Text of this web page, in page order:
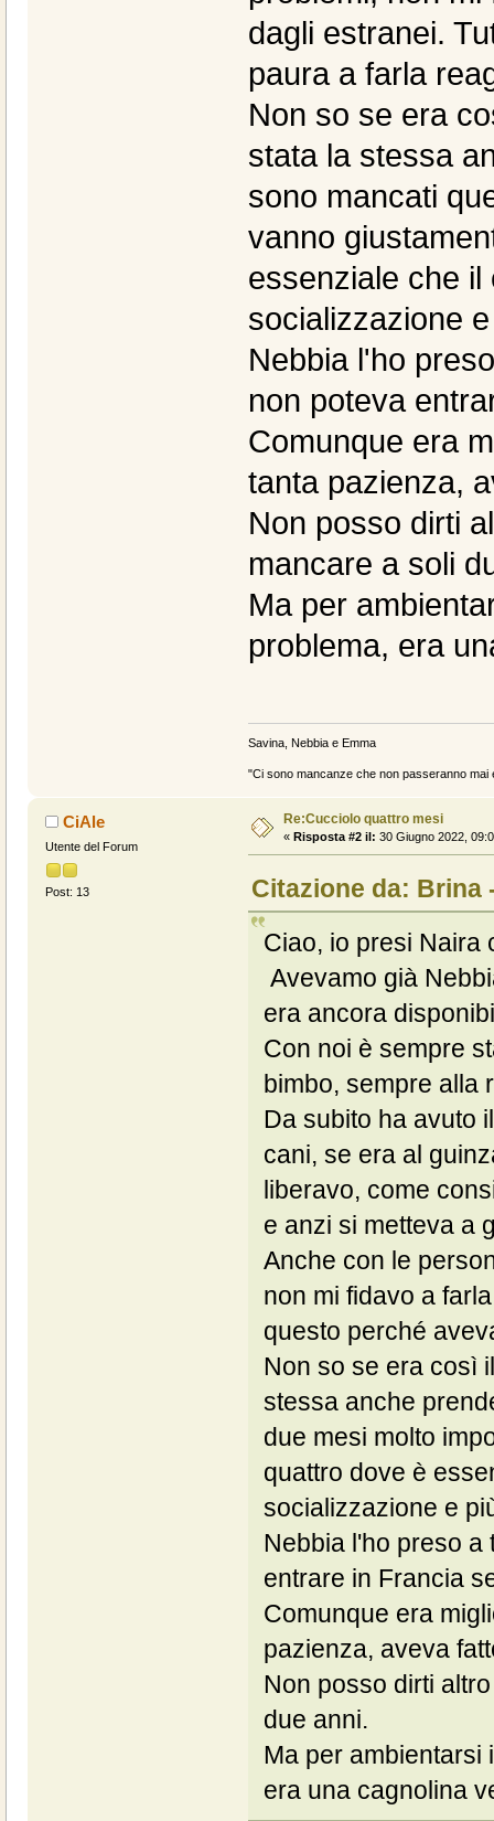
dagli estranei.
paura a farla
Non so se era
stata la stessa
sono mancati
vanno
essenziale che
socializzazione
Nebbia l'ho
non poteva
Comunque era
tanta pazienza,
Non posso dirti
mancare a soli
Ma per
problema, era
Savina, Nebbia e Emma
"Ci sono mancanze che non passeranno
CiAle
Utente del Forum
Post: 13
Re:Cucciolo quattro mesi
« Risposta #2 il: 30 Giugno 2022,
Citazione da: Brina
Ciao, io presi Naira
Avevamo già
era ancora
Con noi è sempre
bimbo, sempre alla
Da subito ha avuto
cani, se era al
liberavo, come
e anzi si metteva a
Anche con le
non mi fidavo a
questo perché
Non so se era così
stessa anche
due mesi molto
quattro dove è
socializzazione e
Nebbia l'ho preso a
entrare in Francia
Comunque era
pazienza, aveva
Non posso dirti
due anni.
Ma per ambientarsi
era una cagnolina